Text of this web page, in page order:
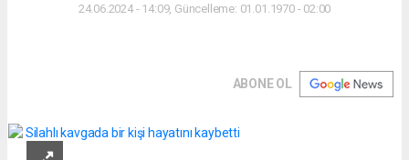
24.06.2024 - 14:09, Güncelleme: 01.01.1970 - 02:00
ABONE OL